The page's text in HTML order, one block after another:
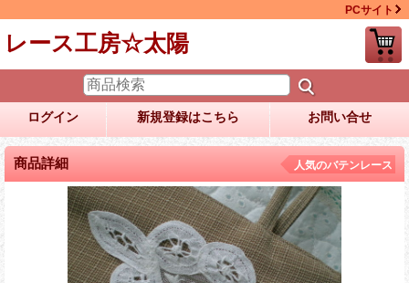
PCサイト
レース工房☆太陽
ログイン 新規登録はこちら お問い合せ
商品詳細 人気のバテンレース